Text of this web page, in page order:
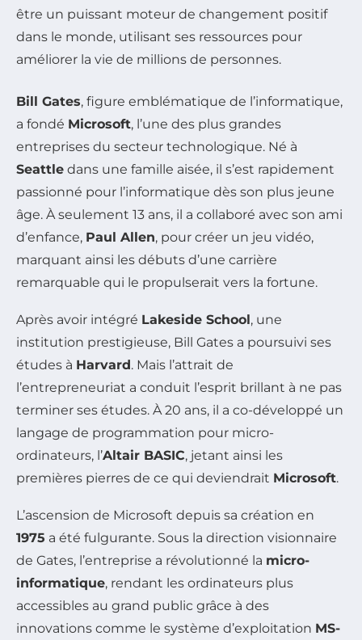
être un puissant moteur de changement positif
dans le monde, utilisant ses ressources pour
améliorer la vie de millions de personnes.
Bill Gates, figure emblématique de l’informatique,
a fondé Microsoft, l’une des plus grandes
entreprises du secteur technologique. Né à
Seattle dans une famille aisée, il s’est rapidement
passionné pour l’informatique dès son plus jeune
âge. À seulement 13 ans, il a collaboré avec son ami
d’enfance, Paul Allen, pour créer un jeu vidéo,
marquant ainsi les débuts d’une carrière
remarquable qui le propulserait vers la fortune.
Après avoir intégré Lakeside School, une
institution prestigieuse, Bill Gates a poursuivi ses
études à Harvard. Mais l’attrait de
l’entrepreneuriat a conduit l’esprit brillant à ne pas
terminer ses études. À 20 ans, il a co-développé un
langage de programmation pour micro-
ordinateurs, l’Altair BASIC, jetant ainsi les
premières pierres de ce qui deviendrait Microsoft.
L’ascension de Microsoft depuis sa création en
1975 a été fulgurante. Sous la direction visionnaire
de Gates, l’entreprise a révolutionné la micro-
informatique, rendant les ordinateurs plus
accessibles au grand public grâce à des
innovations comme le système d’exploitation MS-